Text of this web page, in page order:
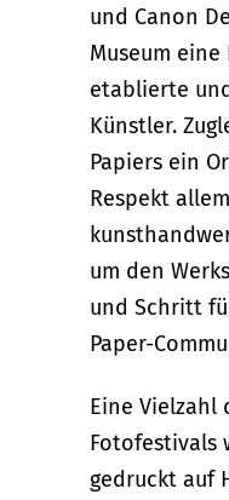
und Canon
Museum
etablierte
Künstler.
Papiers ein
Respekt
um den
und Schritt
Paper-
Eine Vielzahl
Fotofestivals
gedruckt auf